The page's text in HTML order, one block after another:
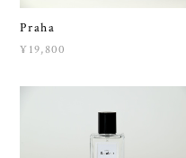
Praha
¥19,800